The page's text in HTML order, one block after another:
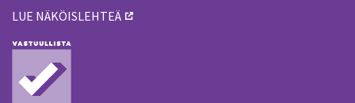
LUE NÄKÖISLEHTEÄ